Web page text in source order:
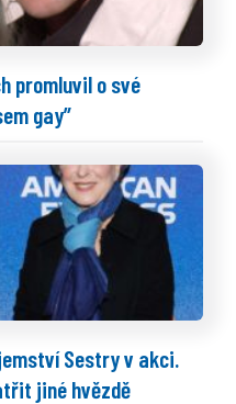
promluvil o své
gay”
Sestry v akci.
jiné hvězdě